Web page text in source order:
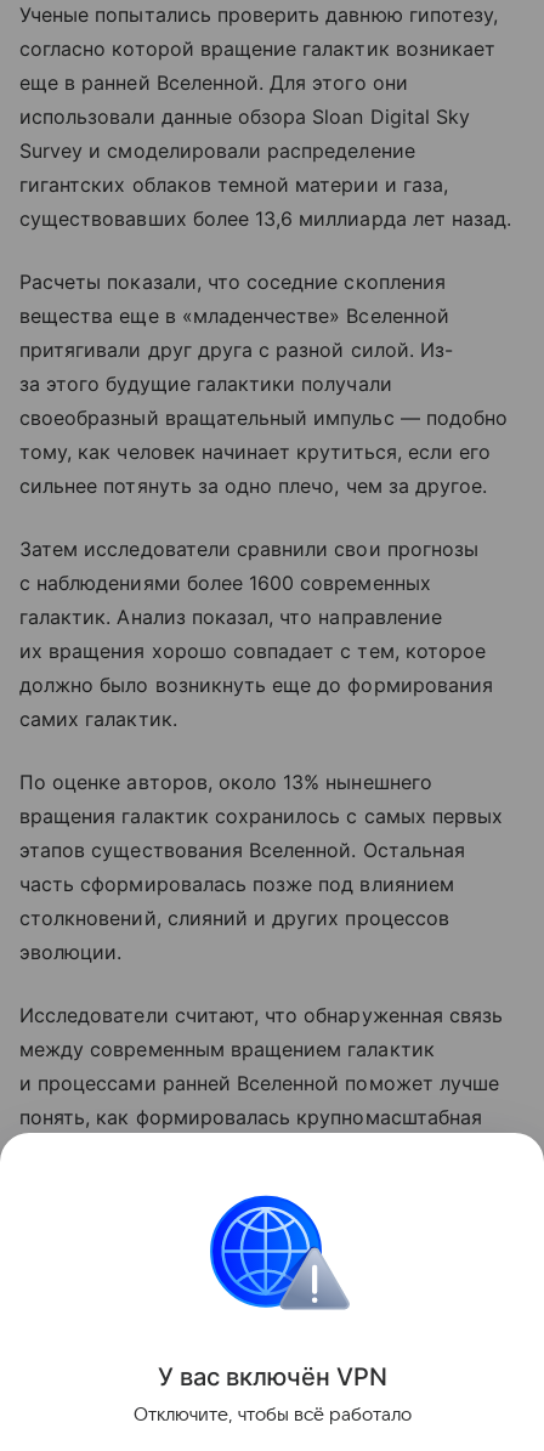
Ученые попытались проверить давнюю гипотезу,
согласно которой вращение галактик возникает
еще в ранней Вселенной. Для этого они
использовали данные обзора Sloan Digital Sky
Survey и смоделировали распределение
гигантских облаков темной материи и газа,
существовавших более 13,6 миллиарда лет назад.
Расчеты показали, что соседние скопления
вещества еще в «младенчестве» Вселенной
притягивали друг друга с разной силой. Из-
за этого будущие галактики получали
своеобразный вращательный импульс — подобно
тому, как человек начинает крутиться, если его
сильнее потянуть за одно плечо, чем за другое.
Затем исследователи сравнили свои прогнозы
с наблюдениями более 1600 современных
галактик. Анализ показал, что направление
их вращения хорошо совпадает с тем, которое
должно было возникнуть еще до формирования
самих галактик.
По оценке авторов, около 13% нынешнего
вращения галактик сохранилось с самых первых
этапов существования Вселенной. Остальная
часть сформировалась позже под влиянием
столкновений, слияний и других процессов
эволюции.
Исследователи считают, что обнаруженная связь
между современным вращением галактик
и процессами ранней Вселенной поможет лучше
понять, как формировалась крупномасштабная
компонентов Вселенной.
Поделиться
У вас включён VPN
Отключите, чтобы всё работало